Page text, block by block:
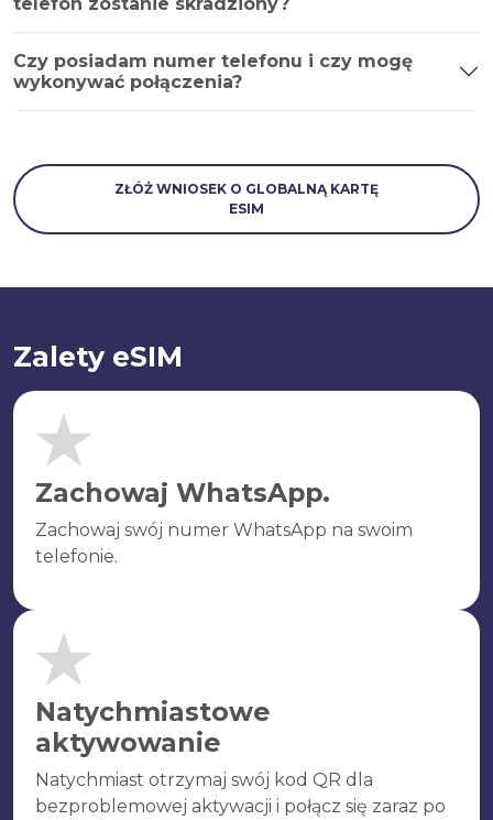
Czy posiadam numer telefonu i czy mogę
wykonywać połączenia?
ZŁÓŻ WNIOSEK O GLOBALNĄ KARTĘ
ESIM
Zalety eSIM
Zachowaj WhatsApp.
Zachowaj swój numer WhatsApp na swoim
telefonie.
Natychmiastowe
aktywowanie
Natychmiast otrzymaj swój kod QR dla
bezproblemowej aktywacji i połącz się zaraz po